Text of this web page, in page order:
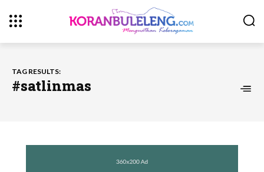
TAG RESULTS:
#satlinmas